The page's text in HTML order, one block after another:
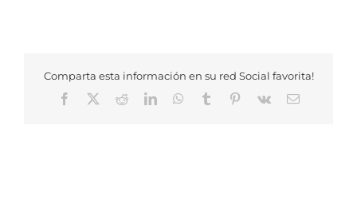
Comparta esta información en su red Social favorita!
Facebook
RedditLinkedInWhatsApp
Tumblr Pinterest
Vk Email